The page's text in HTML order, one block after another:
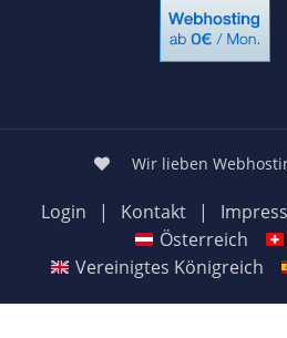
Wir lieben
Login | Kontakt |
Österreich
Vereinigtes Königreich